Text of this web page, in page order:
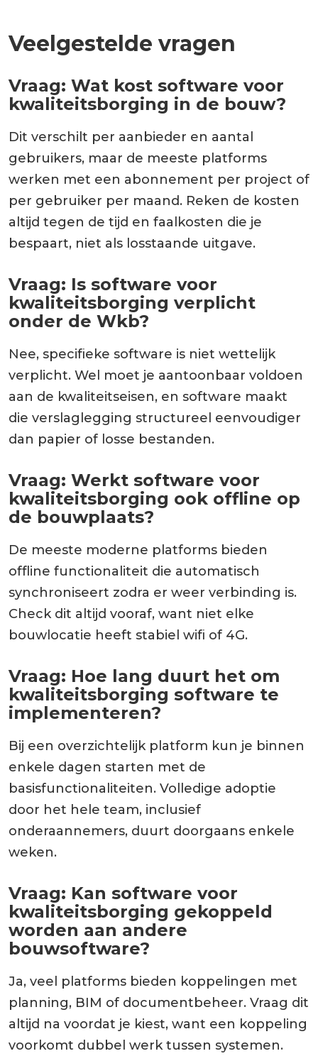
Veelgestelde vragen
Vraag: Wat kost software voor
kwaliteitsborging in de bouw?
Dit verschilt per aanbieder en aantal
gebruikers, maar de meeste platforms
werken met een abonnement per project of
per gebruiker per maand. Reken de kosten
altijd tegen de tijd en faalkosten die je
bespaart, niet als losstaande uitgave.
Vraag: Is software voor
kwaliteitsborging verplicht
onder de Wkb?
Nee, specifieke software is niet wettelijk
verplicht. Wel moet je aantoonbaar voldoen
aan de kwaliteitseisen, en software maakt
die verslaglegging structureel eenvoudiger
dan papier of losse bestanden.
Vraag: Werkt software voor
kwaliteitsborging ook offline op
de bouwplaats?
De meeste moderne platforms bieden
offline functionaliteit die automatisch
synchroniseert zodra er weer verbinding is.
Check dit altijd vooraf, want niet elke
bouwlocatie heeft stabiel wifi of 4G.
Vraag: Hoe lang duurt het om
kwaliteitsborging software te
implementeren?
Bij een overzichtelijk platform kun je binnen
enkele dagen starten met de
basisfunctionaliteiten. Volledige adoptie
door het hele team, inclusief
onderaannemers, duurt doorgaans enkele
weken.
Vraag: Kan software voor
kwaliteitsborging gekoppeld
worden aan andere
bouwsoftware?
Ja, veel platforms bieden koppelingen met
planning, BIM of documentbeheer. Vraag dit
altijd na voordat je kiest, want een koppeling
voorkomt dubbel werk tussen systemen.